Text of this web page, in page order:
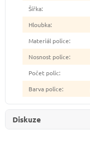
Šířka:
Hloubka:
Materiál police:
Nosnost police:
Počet polic:
Barva police:
Diskuze